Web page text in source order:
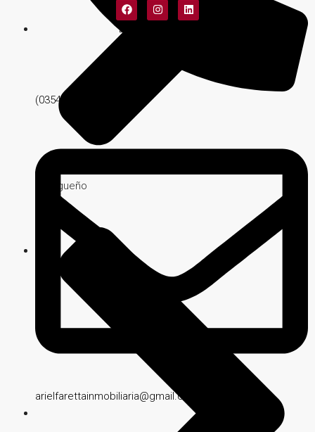
Malagueño
(03547) 427051
arielfarettainmobiliaria@gmail.com
Diseño Web: Matías Fuentes